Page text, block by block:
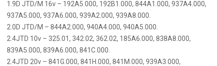
1.9D JTD/M 16v – 192A5.000, 192B1.000, 844A1.000, 937A4.000,
937A5.000, 937A6.000, 939A2.000, 939A8.000.
2.0D JTD/M – 844A2.000, 940A4.000, 940A5.000.
2.4JTD 10v – 325.01, 342.02, 362.02, 185A6.000, 838A8.000,
839A5.000, 839A6.000, 841C.000.
2.4JTD 20v – 841G.000, 841H.000, 841M.000, 939A3.000,